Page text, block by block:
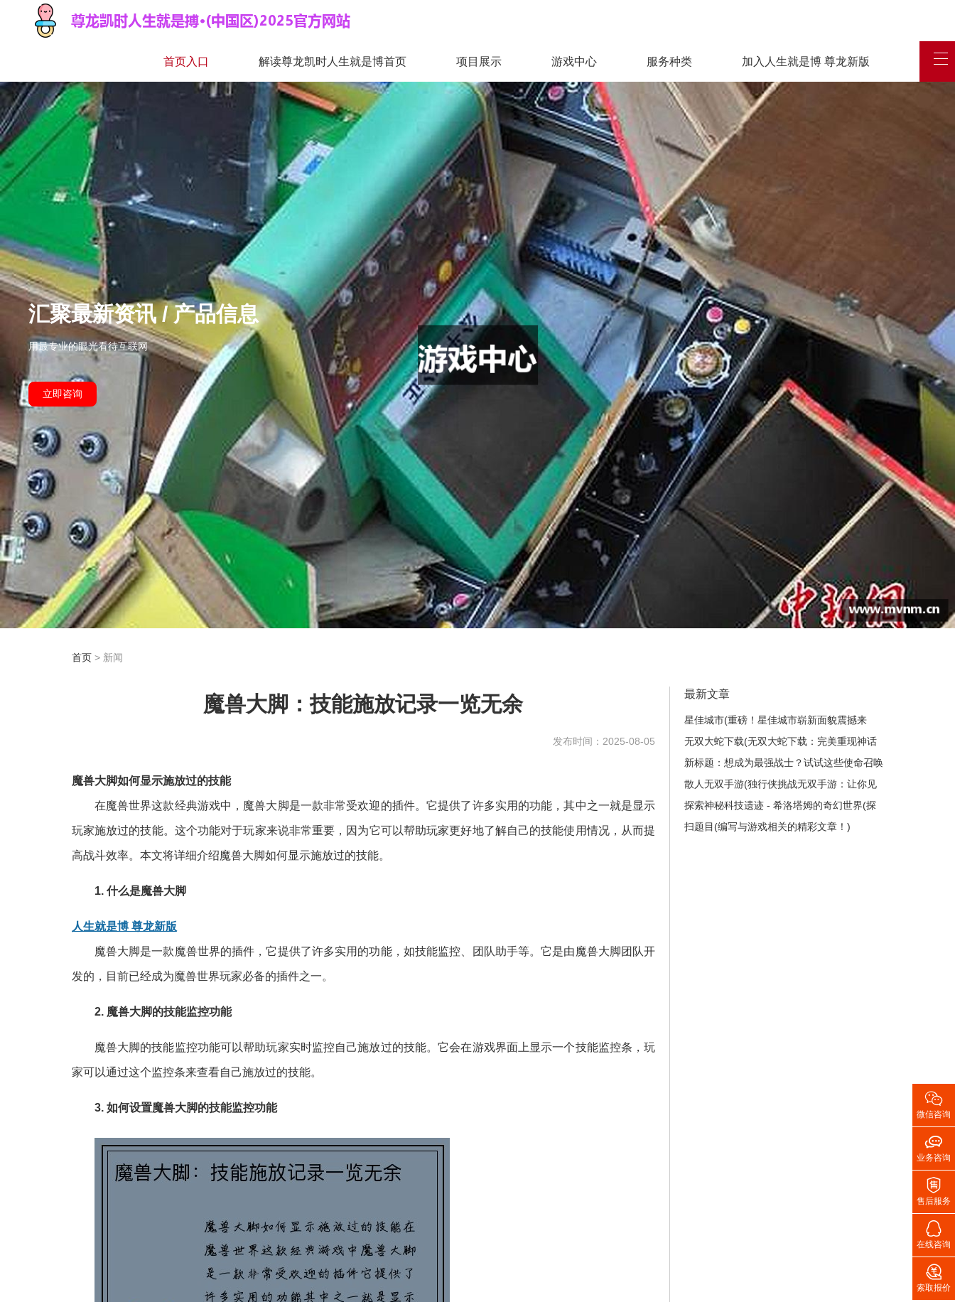
首页入口 解读尊龙凯时人生就是博首页 项目展示 游戏中心 服务种类 加入人生就是博 尊龙新版
汇聚最新资讯 / 产品信息
用最专业的眼光看待互联网
立即咨询
首页> 新闻
魔兽大脚：技能施放记录一览无余
发布时间：2025-08-05
魔兽大脚如何显示施放过的技能
在魔兽世界这款经典游戏中，魔兽大脚是一款非常受欢迎的插件。它提供了许多实用的功能，其中之一就是显示
玩家施放过的技能。这个功能对于玩家来说非常重要，因为它可以帮助玩家更好地了解自己的技能使用情况，从而提
高战斗效率。本文将详细介绍魔兽大脚如何显示施放过的技能。
1. 什么是魔兽大脚
人生就是博 尊龙新版
魔兽大脚是一款魔兽世界的插件，它提供了许多实用的功能，如技能监控、团队助手等。它是由魔兽大脚团队开
发的，目前已经成为魔兽世界玩家必备的插件之一。
2. 魔兽大脚的技能监控功能
魔兽大脚的技能监控功能可以帮助玩家实时监控自己施放过的技能。它会在游戏界面上显示一个技能监控条，玩
家可以通过这个监控条来查看自己施放过的技能。
3. 如何设置魔兽大脚的技能监控功能
最新文章
星佳城市(重磅！星佳城市崭新面貌震撼来
袭！)
无双大蛇下载(无双大蛇下载：完美重现神话
传说)
新标题：想成为最强战士？试试这些使命召唤
2秘籍！(想成为最强战士？这些使命召唤2秘
籍绝对让你雄霸战场！)
散人无双手游(独行侠挑战无双手游：让你见
识极致战斗体验！)
探索神秘科技遗迹 - 希洛塔姆的奇幻世界(探
索希洛塔姆的神秘科技遗迹：一场奇幻之旅)
扫题目(编写与游戏相关的精彩文章！)

微信咨询

业务咨询

售后服务

在线咨询

索取报价